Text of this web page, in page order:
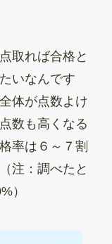
取れば合格と
いなんです
体が点数よけ
数も高くなる
率は６～７割
注：調べたと
）